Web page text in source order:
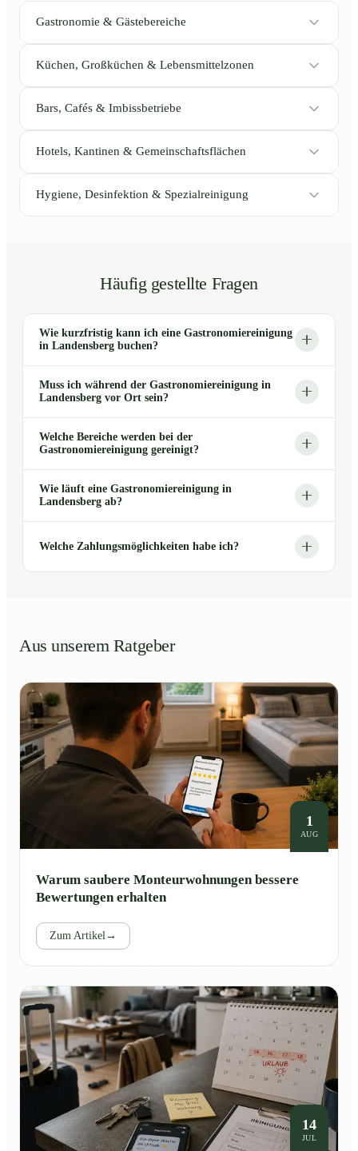
Gastronomie & Gästebereiche
Küchen, Großküchen & Lebensmittelzonen
Bars, Cafés & Imbissbetriebe
Hotels, Kantinen & Gemeinschaftsflächen
Hygiene, Desinfektion & Spezialreinigung
Häufig gestellte Fragen
Wie kurzfristig kann ich eine Gastronomiereinigung
in Landensberg buchen?
Muss ich während der Gastronomiereinigung in
Landensberg vor Ort sein?
Welche Bereiche werden bei der
Gastronomiereinigung gereinigt?
Wie läuft eine Gastronomiereinigung in
Landensberg ab?
Welche Zahlungsmöglichkeiten habe ich?
Aus unserem Ratgeber
1
AUG
Warum saubere Monteurwohnungen bessere
Bewertungen erhalten
Zum Artikel →
14
JUL